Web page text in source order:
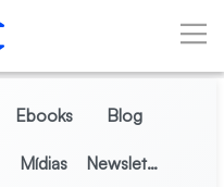
Ebooks Blog
Mídias Newsletter